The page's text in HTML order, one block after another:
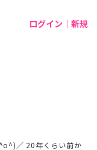
ログイン｜新規
／ 20年くらい前か